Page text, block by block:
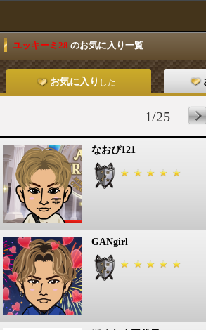
ユッキーミ28 のお気に入り一覧
お気に入り した
1/25
なおぴ121
GANgirl